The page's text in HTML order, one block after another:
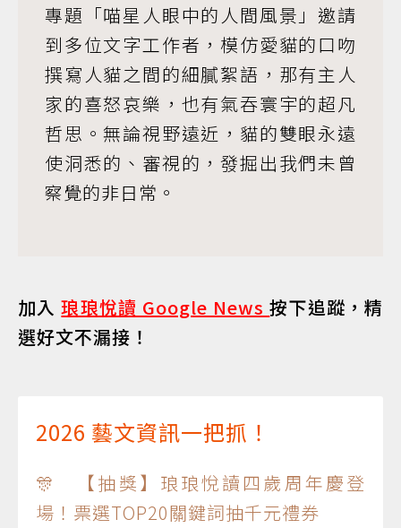
專題「喵星人眼中的人間風景」邀請
到多位文字工作者，模仿愛貓的口吻
撰寫人貓之間的細膩絮語，那有主人
家的喜怒哀樂，也有氣吞寰宇的超凡
哲思。無論視野遠近，貓的雙眼永遠
使洞悉的、審視的，發掘出我們未曾
察覺的非日常。
加入琅琅悅讀 Google News按下追蹤，精
選好文不漏接！
2026 藝文資訊一把抓！
🎊 【抽獎】琅琅悅讀四歲周年慶登
場！票選TOP20關鍵詞抽千元禮券